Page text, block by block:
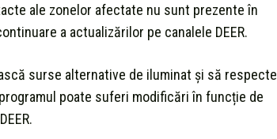
ale zonelor afectate nu sunt prezente în
a actualizărilor pe canalele DEER.
surse alternative de iluminat și să respecte
poate suferi modificări în funcție de